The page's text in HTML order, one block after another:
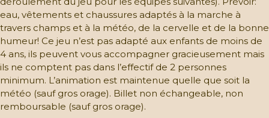
5
enquêteurs
(de
4
à
99
ans)
quantity
eau, vêtements et chaussures adaptés à la marche à
travers champs et à la météo, de la cervelle et de la bonne
humeur! Ce jeu n’est pas adapté aux enfants de moins de
4 ans, ils peuvent vous accompagner gracieusement mais
ils ne comptent pas dans l’effectif de 2 personnes
minimum. L’animation est maintenue quelle que soit la
météo (sauf gros orage). Billet non échangeable, non
remboursable (sauf gros orage).